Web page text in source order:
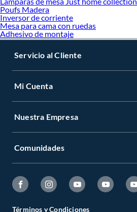
Poufs Madera
Inversor de corriente
Mesa para cama con ruedas
Adhesivo de montaje
Servicio al Cliente
Mi Cuenta
Nuestra Empresa
Comunidades
Términos y Condiciones